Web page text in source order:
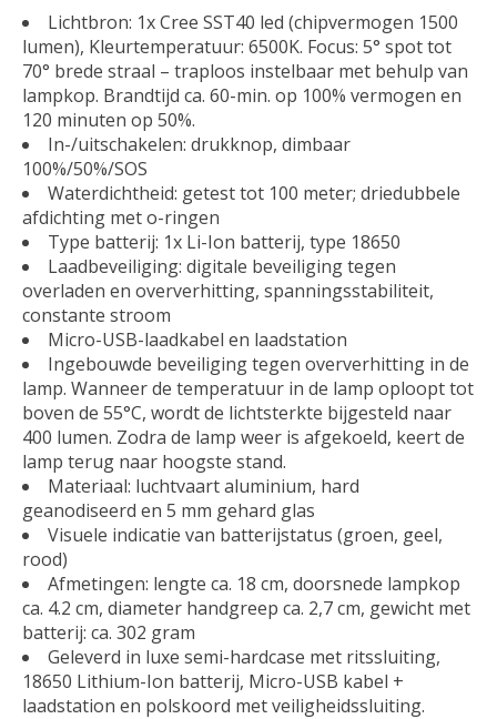
Lichtbron: 1x Cree SST40 led (chipvermogen 1500
lumen), Kleurtemperatuur: 6500K. Focus: 5° spot tot
70° brede straal – traploos instelbaar met behulp van
lampkop. Brandtijd ca. 60-min. op 100% vermogen en
120 minuten op 50%.
In-/uitschakelen: drukknop, dimbaar
100%/50%/SOS
Waterdichtheid: getest tot 100 meter; driedubbele
afdichting met o-ringen
Type batterij: 1x Li-Ion batterij, type 18650
Laadbeveiliging: digitale beveiliging tegen
overladen en oververhitting, spanningsstabiliteit,
constante stroom
Micro-USB-laadkabel en laadstation
Ingebouwde beveiliging tegen oververhitting in de
lamp. Wanneer de temperatuur in de lamp oploopt tot
boven de 55°C, wordt de lichtsterkte bijgesteld naar
400 lumen. Zodra de lamp weer is afgekoeld, keert de
lamp terug naar hoogste stand.
Materiaal: luchtvaart aluminium, hard
geanodiseerd en 5 mm gehard glas
Visuele indicatie van batterijstatus (groen, geel,
rood)
Afmetingen: lengte ca. 18 cm, doorsnede lampkop
ca. 4.2 cm, diameter handgreep ca. 2,7 cm, gewicht met
batterij: ca. 302 gram
Geleverd in luxe semi-hardcase met ritssluiting,
18650 Lithium-Ion batterij, Micro-USB kabel +
laadstation en polskoord met veiligheidssluiting.